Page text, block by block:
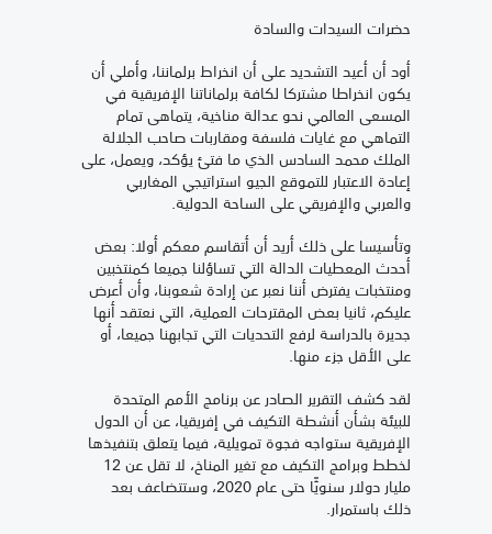
حضرات السيدات والسادة
أود أن أعيد التشديد على أن انخراط برلماننا، وأملي أن
يكون انخراطا مشتركا لكافة برلماناتنا الإفريقية في
المسعى العالمي نحو عدالة مناخية، يتماهى تمام
التماهي مع غايات فلسفة ومقاربات صاحب الجلالة
الملك محمد السادس الذي ما فتئ يؤكد، ويعمل، على
إعادة الاعتبار للتموقع الجيو استراتيجي المغاربي
والعربي والإفريقي على الساحة الدولية.
وتأسيسا على ذلك أريد أن أتقاسم معكم أولا: بعض
أحدث المعطيات الدالة التي تساؤلنا جميعا كمنتخبين
ومنتخبات يفترض أننا نعبر عن إرادة شعوبنا، وأن أعرض
عليكم، ثانيا بعض المقترحات العملية، التي نعتقد أنها
جديرة بالدراسة لرفع التحديات التي تجابهنا جميعا، أو
على الأقل جزء منها.
لقد كشف التقرير الصادر عن برنامج الأمم المتحدة
للبيئة بشأن أنشطة التكيف في إفريقيا، عن أن الدول
الإفريقية ستواجه فجوة تمويلية، فيما يتعلق بتنفيذها
لخطط وبرامج التكيف مع تغير المناخ، لا تقل عن 12
مليار دولار سنويًّا حتى عام 2020، وستتضاعف بعد
ذلك باستمرار.